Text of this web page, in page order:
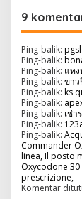
s
i
p
o
s
9
Ping-balik:
Ping-balik:
Ping-balik: แทง
Ping-balik: ข่าว
Ping-balik: ks
Ping-balik:
Ping-balik: เช่
Ping-balik:
Ping-balik:
Commander
linea, Il posto
Oxycodone
prescrizione,
Komentar